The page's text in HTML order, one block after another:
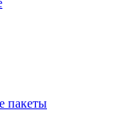
пакеты